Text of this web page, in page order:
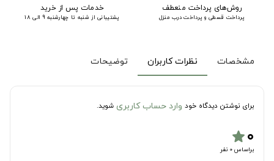
روش‌های پرداخت منعطف
پرداخت قسطی و پرداخت درب منزل
خدمات پس از خرید
پشتیبانی از شنبه تا چهارشنبه 9 الی 18
مشخصات نظرات کاربران توضیحات
برای نوشتن دیدگاه خود وارد حساب کاربری شوید.
۰star
براساس 0 نفر